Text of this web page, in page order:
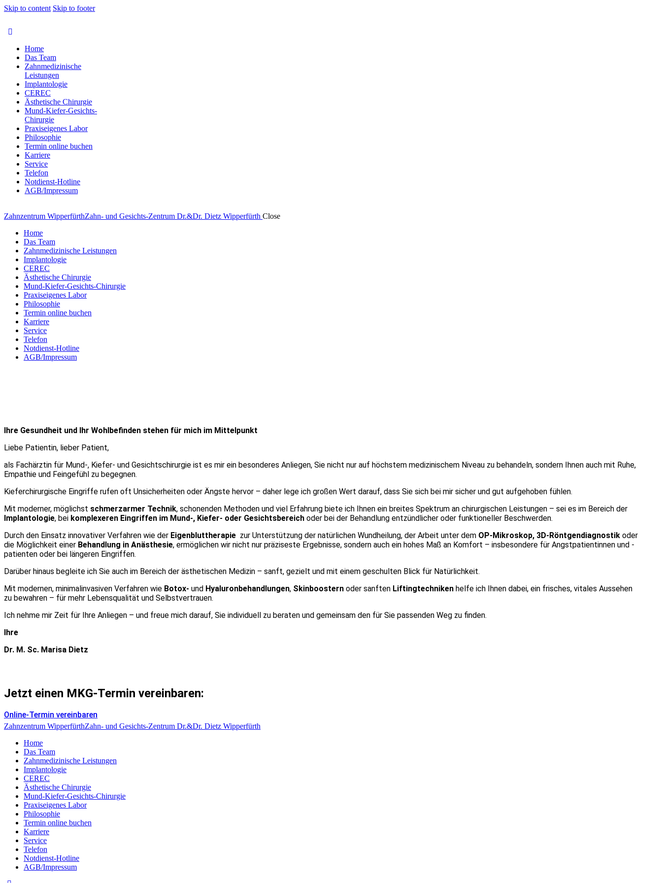
Skip to content Skip to footer
Home
Das Team
Zahnmedizinische
Leistungen
Implantologie
CEREC
Ästhetische Chirurgie
Mund-Kiefer-Gesichts-
Chirurgie
Praxiseigenes Labor
Philosophie
Termin online buchen
Karriere
Service
Telefon
Notdienst-Hotline
AGB/Impressum
Zahnzentrum WipperfürthZahn- und Gesichts-Zentrum Dr.&Dr. Dietz Wipperfürth Close
Home
Das Team
Zahnmedizinische Leistungen
Implantologie
CEREC
Ästhetische Chirurgie
Mund-Kiefer-Gesichts-Chirurgie
Praxiseigenes Labor
Philosophie
Termin online buchen
Karriere
Service
Telefon
Notdienst-Hotline
AGB/Impressum
Ihre Gesundheit und Ihr Wohlbefinden stehen für mich im Mittelpunkt
Liebe Patientin, lieber Patient,
als Fachärztin für Mund-, Kiefer- und Gesichtschirurgie ist es mir ein besonderes Anliegen, Sie nicht nur auf höchstem medizinischem Niveau zu behandeln, sondern Ihnen auch mit Ruhe,
Empathie und Feingefühl zu begegnen.
Kieferchirurgische Eingriffe rufen oft Unsicherheiten oder Ängste hervor – daher lege ich großen Wert darauf, dass Sie sich bei mir sicher und gut aufgehoben fühlen.
Mit moderner, möglichst schmerzarmer Technik, schonenden Methoden und viel Erfahrung biete ich Ihnen ein breites Spektrum an chirurgischen Leistungen – sei es im Bereich der
Implantologie, bei komplexeren Eingriffen im Mund-, Kiefer- oder Gesichtsbereich oder bei der Behandlung entzündlicher oder funktioneller Beschwerden.
Durch den Einsatz innovativer Verfahren wie der Eigenbluttherapie zur Unterstützung der natürlichen Wundheilung, der Arbeit unter dem OP-Mikroskop, 3D-Röntgendiagnostik oder
die Möglichkeit einer Behandlung in Anästhesie, ermöglichen wir nicht nur präziseste Ergebnisse, sondern auch ein hohes Maß an Komfort – insbesondere für Angstpatientinnen und -
patienten oder bei längeren Eingriffen.
Darüber hinaus begleite ich Sie auch im Bereich der ästhetischen Medizin – sanft, gezielt und mit einem geschulten Blick für Natürlichkeit.
Mit modernen, minimalinvasiven Verfahren wie Botox- und Hyaluronbehandlungen, Skinboostern oder sanften Liftingtechniken helfe ich Ihnen dabei, ein frisches, vitales Aussehen
zu bewahren – für mehr Lebensqualität und Selbstvertrauen.
Ich nehme mir Zeit für Ihre Anliegen – und freue mich darauf, Sie individuell zu beraten und gemeinsam den für Sie passenden Weg zu finden.
Ihre
Dr. M. Sc. Marisa Dietz
Jetzt einen MKG-Termin vereinbaren:
Online-Termin vereinbaren
Zahnzentrum WipperfürthZahn- und Gesichts-Zentrum Dr.&Dr. Dietz Wipperfürth
Home
Das Team
Zahnmedizinische Leistungen
Implantologie
CEREC
Ästhetische Chirurgie
Mund-Kiefer-Gesichts-Chirurgie
Praxiseigenes Labor
Philosophie
Termin online buchen
Karriere
Service
Telefon
Notdienst-Hotline
AGB/Impressum